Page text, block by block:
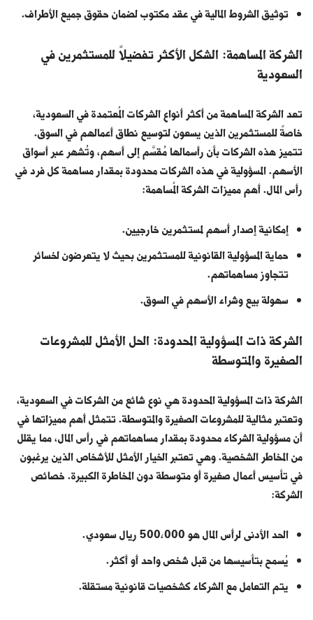
توثيق الشروط المالية في عقد مكتوب لضمان حقوق جميع الأطراف.
الشركة المساهمة: الشكل الأكثر تفضيلاً للمستثمرين في
السعودية
تعد الشركة المساهمة من أكثر أنواع الشركات المُعتمدة في السعودية،
خاصةً للمستثمرين الذين يسعون لتوسيع نطاق أعمالهم في السوق.
تتميز هذه الشركات بأن رأسمالها مُقسَّم إلى أسهم، وتُشهر عبر أسواق
الأسهم. المسؤولية في هذه الشركات محدودة بمقدار مساهمة كل فرد في
رأس المال. أهم مميزات الشركة المُساهمة:
إمكانية إصدار أسهم لمستثمرين خارجيين.
حماية المسؤولية القانونية للمستثمرين بحيث لا يتعرضون لخسائر
تتجاوز مساهماتهم.
سهولة بيع وشراء الأسهم في السوق.
الشركة ذات المسؤولية المحدودة: الحل الأمثل للمشروعات
الصغيرة والمتوسطة
الشركة ذات المسؤولية المحدودة هي نوع شائع من الشركات في السعودية،
وتعتبر مثالية للمشروعات الصغيرة والمتوسطة. تتمثل أهم مميزاتها في
أن مسؤولية الشركاء محدودة بمقدار مساهماتهم في رأس المال، مما يقلل
من المخاطر الشخصية. وهي تعتبر الخيار الأمثل للأشخاص الذين يرغبون
في تأسيس أعمال صغيرة أو متوسطة دون المخاطرة الكبيرة. خصائص
الشركة:
الحد الأدنى لرأس المال هو 500,000 ريال سعودي.
يُسمح بتأسيسها من قبل شخص واحد أو أكثر.
يتم التعامل مع الشركاء كشخصيات قانونية مستقلة.